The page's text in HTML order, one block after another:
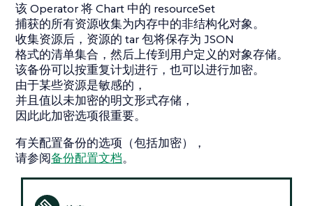
该 Operator 将 Chart 中的 resourceSet
捕获的所有资源收集为内存中的非结构化对象。
收集资源后，资源的 tar 包将保存为 JSON
格式的清单集合，然后上传到用户定义的对象存储。
该备份可以按重复计划进行，也可以进行加密。
由于某些资源是敏感的，
并且值以未加密的明文形式存储，
因此此加密选项很重要。
有关配置备份的选项（包括加密），
请参阅备份配置文档。